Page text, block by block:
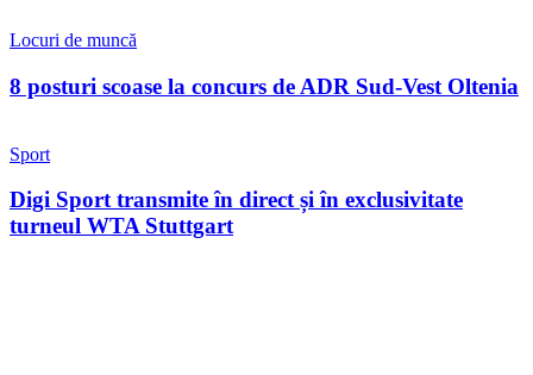
Locuri de muncă
8 posturi scoase la concurs de ADR Sud-Vest Oltenia
Sport
Digi Sport transmite în direct și în exclusivitate
turneul WTA Stuttgart